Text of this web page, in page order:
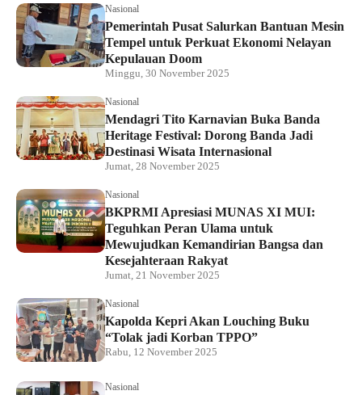
Nasional
Pemerintah Pusat Salurkan Bantuan Mesin
Tempel untuk Perkuat Ekonomi Nelayan
Kepulauan Doom
Minggu, 30 November 2025
Nasional
Mendagri Tito Karnavian Buka Banda
Heritage Festival: Dorong Banda Jadi
Destinasi Wisata Internasional
Jumat, 28 November 2025
Nasional
BKPRMI Apresiasi MUNAS XI MUI:
Teguhkan Peran Ulama untuk
Mewujudkan Kemandirian Bangsa dan
Kesejahteraan Rakyat
Jumat, 21 November 2025
Nasional
Kapolda Kepri Akan Louching Buku
“Tolak jadi Korban TPPO”
Rabu, 12 November 2025
Nasional